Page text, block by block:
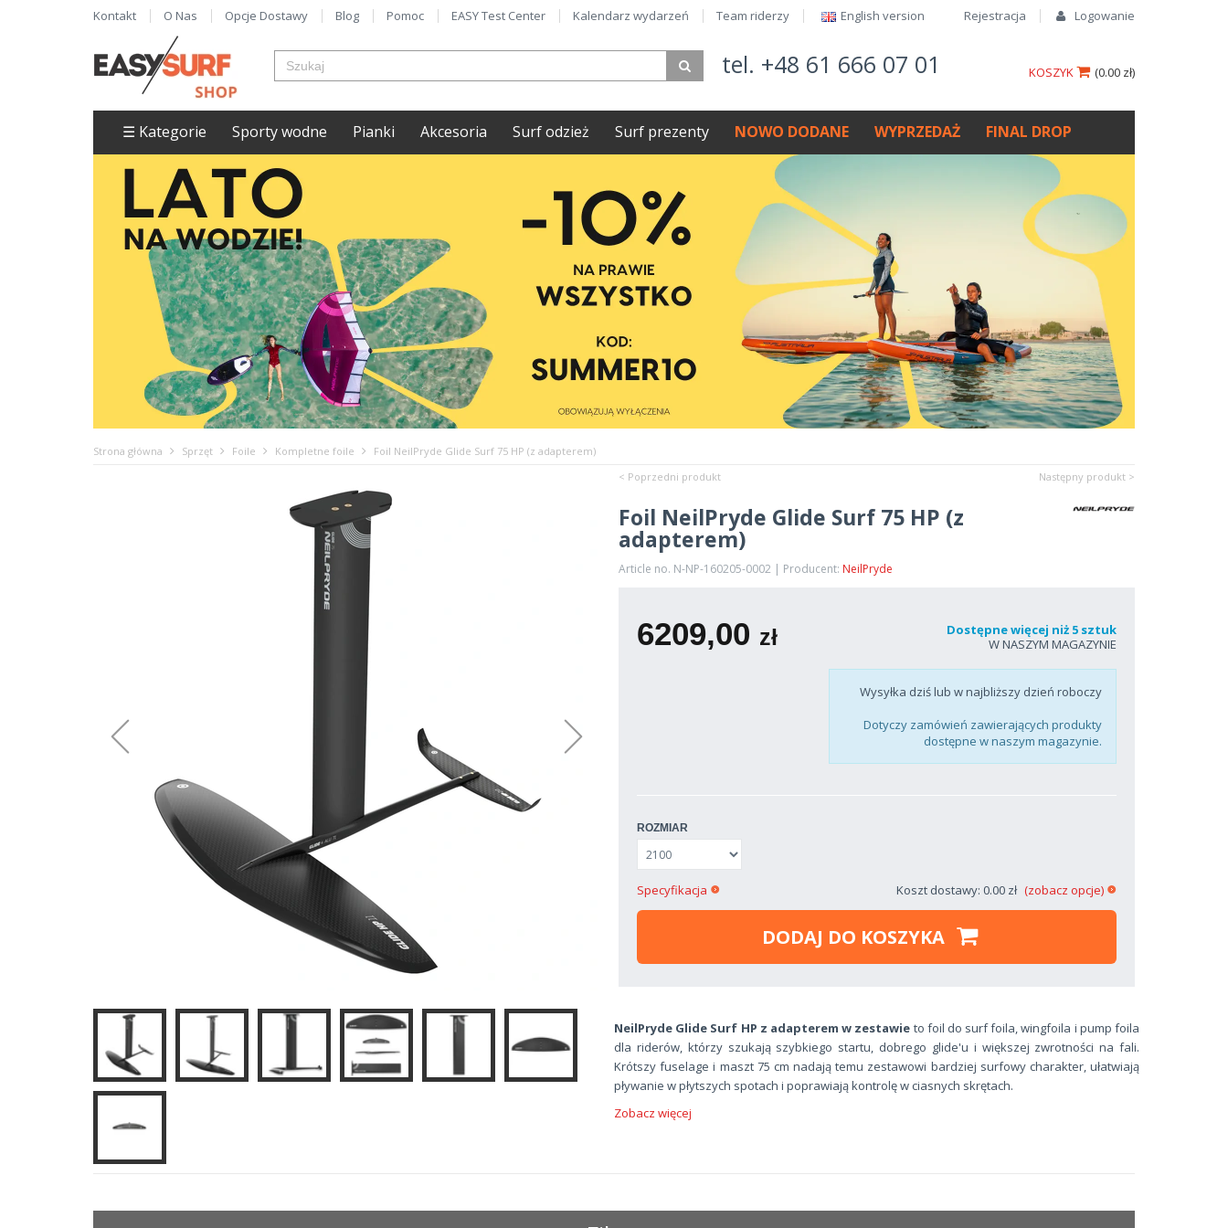
Rejestracja Logowanie
Kontakt O Nas Opcje Dostawy Blog Pomoc EASY Test Center Kalendarz wydarzeń Team riderzy English version​
tel. +48 61 666 07 01 (0.00 zł)
KOSZYK
☰ Kategorie Sporty wodne Pianki Akcesoria Surf odzież Surf prezenty NOWO DODANE WYPRZEDAŻ FINAL DROP
Strona główna Sprzęt Foile Kompletne foile
Foil NeilPryde Glide Surf 75 HP (z adapterem)
< Poprzedni produkt
Następny produkt >
Foil NeilPryde Glide Surf 75 HP (z
adapterem)
Article no. N-NP-160205-0002 | Producent: NeilPryde
6209,00 zł
Dostępne więcej niż 5 sztuk
W NASZYM MAGAZYNIE
Wysyłka dziś lub w najbliższy dzień roboczy
Dotyczy zamówień zawierających produkty
dostępne w naszym magazynie.
ROZMIAR
Koszt dostawy: 0.00 zł (zobacz opcje)
Specyfikacja
DODAJ DO KOSZYKA
NeilPryde Glide Surf HP z adapterem w zestawie to foil do surf foila, wingfoila i pump foila
dla riderów, którzy szukają szybkiego startu, dobrego glide'u i większej zwrotności na fali.
Krótszy fuselage i maszt 75 cm nadają temu zestawowi bardziej surfowy charakter, ułatwiają
pływanie w płytszych spotach i poprawiają kontrolę w ciasnych skrętach.
Zobacz więcej